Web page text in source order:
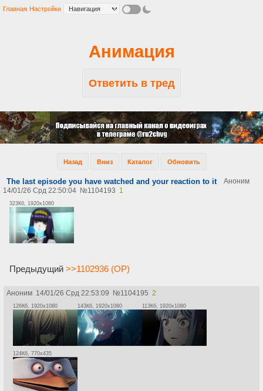
Главная Настройки
Анимация
Ответить в тред
Назад Вниз Каталог Обновить
The last episode you have watched and your reaction to it
Аноним
14/01/26 Срд 22:50:04 №1104193 1
323Кб, 1920x1080
Предыдущий >>1102936 (OP)
Аноним 14/01/26 Срд 22:53:09 №1104195 2
126Кб, 1920x1080 143Кб, 1920x1080 113Кб, 1920x1080
124Кб, 770x435